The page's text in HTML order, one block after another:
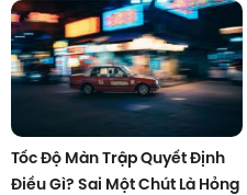
Tốc Độ Màn Trập Quyết Định
Điều Gì? Sai Một Chút Là Hỏng